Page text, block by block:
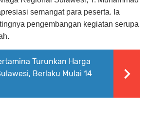
semangat para peserta. Ia
pengembangan kegiatan serupa
Turunkan Harga
Berlaku Mulai 14